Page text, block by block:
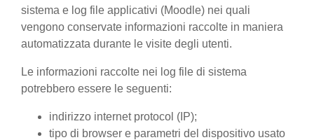
sistema e log file applicativi (Moodle) nei quali
vengono conservate informazioni raccolte in maniera
automatizzata durante le visite degli utenti.
Le informazioni raccolte nei log file di sistema
potrebbero essere le seguenti:
indirizzo internet protocol (IP);
tipo di browser e parametri del dispositivo usato